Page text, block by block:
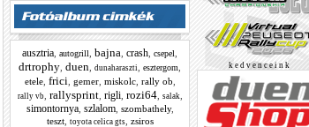
ausztria autogrill bajna crash csepel
drtrophy duen dunaharaszti esztergom
etele, frici gemer, miskolc, rally ob
rally vb, rallysprint, rigli, rozi64, salak
simontornya, szlalom, szombathely,
teszt, toyota celica gts, zsiros
k e d v e n c e i n k